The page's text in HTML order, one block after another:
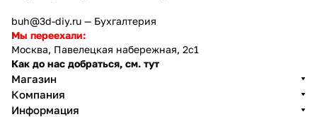
buh@3d-diy.ru — Бухгалтерия
Мы переехали:
Москва, Павелецкая набережная, 2с1
Как до нас добраться, см. тут
Магазин
Компания
Информация